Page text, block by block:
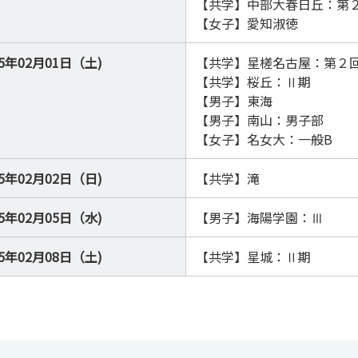
【共学】中部大春日丘：第
【女子】愛知淑徳
年02月01日（土)
【共学】星槎名古屋：第２
【共学】桜丘：Ⅱ期
【男子】東海
【男子】南山：男子部
【女子】名女大：一般B
年02月02日（日) 【共学】滝
年02月05日（水) 【男子】海陽学園：Ⅲ
年02月08日（土) 【共学】星城：Ⅱ期